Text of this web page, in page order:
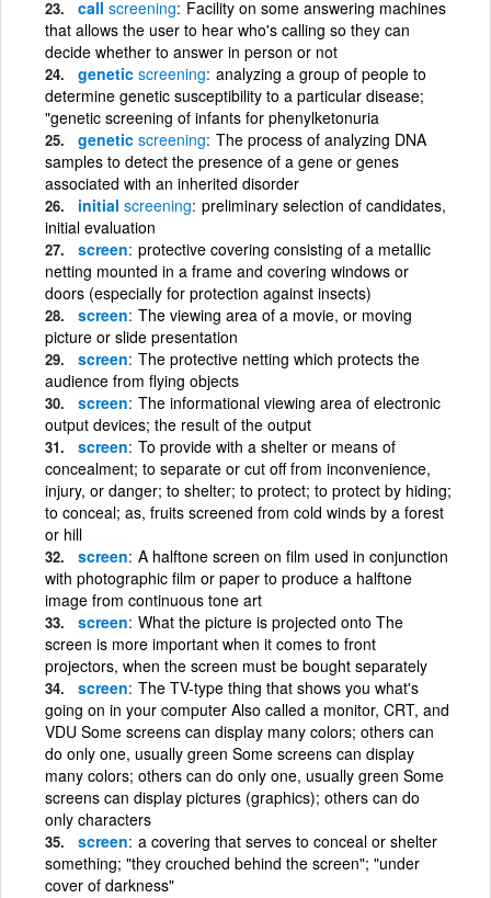
call screening Facility on some answering machines
that allows the user to hear who's calling so they can
decide whether to answer in person or not
genetic screening analyzing a group of people to
determine genetic susceptibility to a particular disease;
"genetic screening of infants for phenylketonuria
genetic screening The process of analyzing DNA
samples to detect the presence of a gene or genes
associated with an inherited disorder
initial screening preliminary selection of candidates,
initial evaluation
screen protective covering consisting of a metallic
netting mounted in a frame and covering windows or
doors (especially for protection against insects)
screen The viewing area of a movie, or moving
picture or slide presentation
screen The protective netting which protects the
audience from flying objects
screen The informational viewing area of electronic
output devices; the result of the output
screen To provide with a shelter or means of
concealment; to separate or cut off from inconvenience,
injury, or danger; to shelter; to protect; to protect by hiding;
to conceal; as, fruits screened from cold winds by a forest
or hill
screen A halftone screen on film used in conjunction
with photographic film or paper to produce a halftone
image from continuous tone art
screen What the picture is projected onto The
screen is more important when it comes to front
projectors, when the screen must be bought separately
screen The TV-type thing that shows you what's
going on in your computer Also called a monitor, CRT, and
VDU Some screens can display many colors; others can
do only one, usually green Some screens can display
many colors; others can do only one, usually green Some
screens can display pictures (graphics); others can do
only characters
screen a covering that serves to conceal or shelter
something; "they crouched behind the screen"; "under
cover of darkness"